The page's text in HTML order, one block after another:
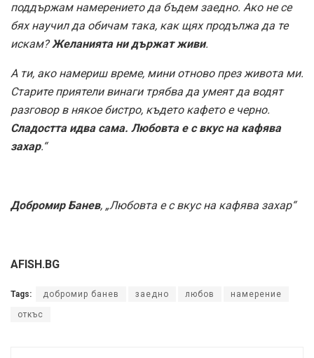
поддържам намерението да бъдем заедно. Ако не се
бях научил да обичам така, как щях продължа да те
искам?Желанията ни държат живи.
А ти, ако намериш време, мини отново през живота ми.
Старите приятели винаги трябва да умеят да водят
разговор в някое бистро, където кафето е черно.
Сладостта идва сама. Любовта е с вкус на кафява
захар.“
Добромир Банев, „Любовта е с вкус на кафява захар“
AFISH.BG
Tags: добромир банев заедно любов намерение
откъс